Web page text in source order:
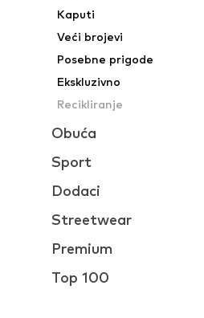
Kaputi
Veći brojevi
Posebne prigode
Ekskluzivno
Recikliranje
Obuća
Sport
Dodaci
Streetwear
Premium
Top 100